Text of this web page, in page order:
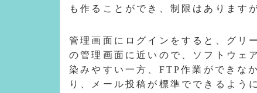
も作ることができ、制限はあります
管理画面にログインをすると、グリ
の管理画面に近いので、ソフトウェ
染みやすい一方、FTP作業ができな
り、メール投稿が標準でできるよう